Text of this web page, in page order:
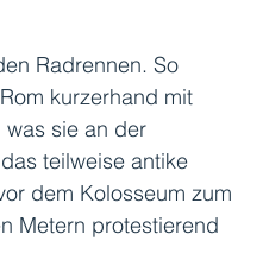
Radrennen. So
kurzerhand mit
was sie an der
teilweise antike
dem Kolosseum zum
Metern protestierend